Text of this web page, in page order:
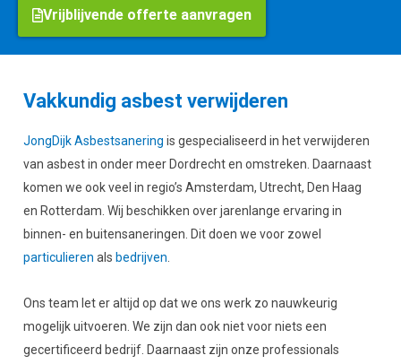
Vrijblijvende offerte aanvragen
Vakkundig asbest verwijderen
JongDijk Asbestsanering is gespecialiseerd in het verwijderen
van asbest in onder meer Dordrecht en omstreken. Daarnaast
komen we ook veel in regio’s Amsterdam, Utrecht, Den Haag
en Rotterdam. Wij beschikken over jarenlange ervaring in
binnen- en buitensaneringen. Dit doen we voor zowel
particulieren als bedrijven.
Ons team let er altijd op dat we ons werk zo nauwkeurig
mogelijk uitvoeren. We zijn dan ook niet voor niets een
gecertificeerd bedrijf. Daarnaast zijn onze professionals